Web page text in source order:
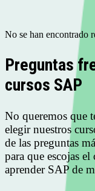
No se han encontrado
Preguntas
cursos SAP
No queremos que
elegir nuestros
de las preguntas
para que escojas
aprender SAP de